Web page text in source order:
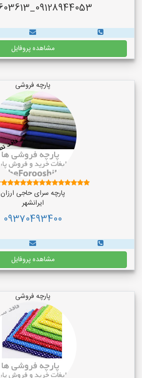
09128944053_02155603613
مشاهده پروفایل
پارچه فروشی
پارچه سرای حاجی ارزان
ایرانشهر
09370493400
مشاهده پروفایل
پارچه فروشی